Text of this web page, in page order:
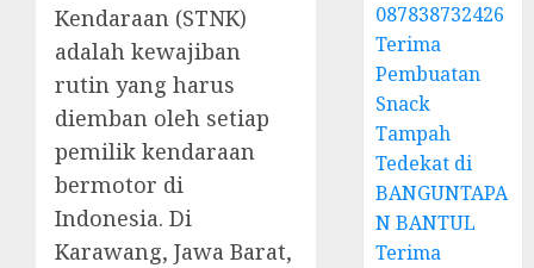
Kendaraan (STNK)
adalah kewajiban
rutin yang harus
diemban oleh setiap
pemilik kendaraan
bermotor di
Indonesia. Di
Karawang, Jawa Barat,
087838732426
Terima
Pembuatan
Snack
Tampah
Tedekat di
BANGUNTAPA
N BANTUL
Terima